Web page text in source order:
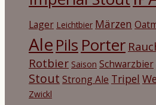
Lager Leichtbier Märzen
Ale Pils Porter
Rotbier Saison Schwarzbier
Stout Strong Ale Tripel
Zwickl